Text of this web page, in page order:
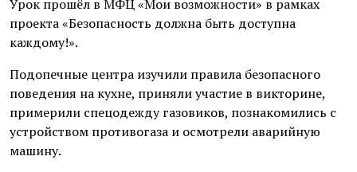
Урок прошёл в МФЦ «Мои возможности» в рамках
проекта «Безопасность должна быть доступна
каждому!».
Подопечные центра изучили правила безопасного
поведения на кухне, приняли участие в викторине,
примерили спецодежду газовиков, познакомились с
устройством противогаза и осмотрели аварийную
машину.